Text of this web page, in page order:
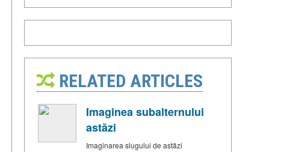
RELATED ARTICLES
Imaginea subalternului
astăzi
Imaginarea slugului de astăzi